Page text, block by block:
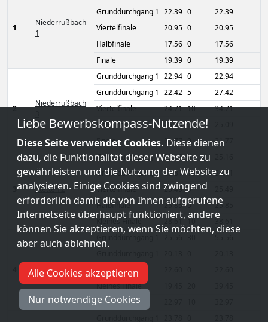
1
Niederrußbach
1
Grunddurchgang 1 22.39 0
22.39
Viertelfinale
20.95 0
20.95
Halbfinale
17.56 0
17.56
Finale
19.39 0 19.39
2
Niederrußbach
Grunddurchgang 1 22.94 0
22.94
Grunddurchgang 1 22.42 5
27.42
Viertelfinale
24.71 10
34.71
Halbfinale
25.09 0
Finale
21.77 0 21.77
Stetten 2
Grunddurchgang 1 25.16 0
Grunddurchgang 1 25.81 10
35.81
Viertelfinale
25.49 0
Halbfinale
25.85 0
25.85
Kleines Finale
28.61 10 38.61
Strass 1
Viertelfinale
Kleines Finale
Halbfinale
Liebe Bewerbskompass-Nutzende!
Diese Seite verwendet Cookies. Diese dienen
dazu, die Funktionalität dieser Webseite zu
gewährleisten und die Nutzung der Website zu
analysieren. Einige Cookies sind zwingend
erforderlich damit die von Ihnen aufgerufene
Internetseite überhaupt funktioniert, andere
können Sie akzeptieren, wenn Sie möchten, diese
aber auch ablehnen.
Alle Cookies akzeptieren
Nur notwendige Cookies